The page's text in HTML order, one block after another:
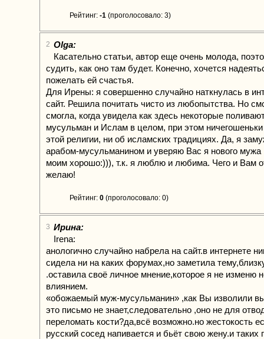
Рейтинг: -1 (проголосовало: 3)
2 Olga:
Касательно статьи, автор еще очень молода,
судить, как оно там будет. Конечно, хочется
пожелать ей счастья.
Для Ирены: я совершенно случайно наткнулась в
сайт. Решила почитать чисто из любопытства. Но
смогла, когда увидела как здесь некоторые
мусульман и Ислам в целом, при этом ничегошеньки
этой религии, ни об исламских традициях. Да, я
арабом-мусульманином и уверяю Вас я нового
моим хорошо:))), т.к. я люблю и любима. Чего и Вам
желаю!
Рейтинг: 0 (проголосовало: 0)
3 Ирина:
Irena:
анологично случайно набрела на сайт.в интернете
сидела ни на каких форумах,но заметила
.оставила своё личное мнение,которое я не изменю
влиянием.
«обожаемый муж-мусульманин» ,как Вы изволили
это письмо не знает,следовательно ,оно не для
переломать кости?да,всё возможно.но жестокость
русский сосед напивается и бьёт свою жену.и таких